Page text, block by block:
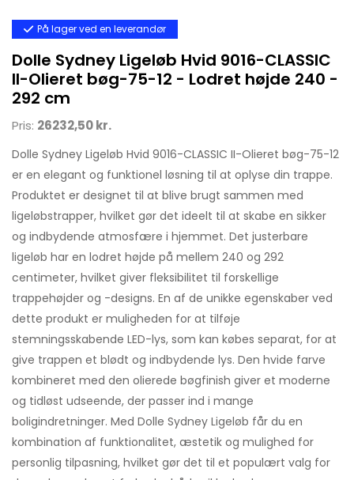
På lager ved en leverandør
Dolle Sydney Ligeløb Hvid 9016-CLASSIC
II-Olieret bøg-75-12 - Lodret højde 240 -
292 cm
Pris: 26232,50 kr.
Dolle Sydney Ligeløb Hvid 9016-CLASSIC II-Olieret bøg-75-12
er en elegant og funktionel løsning til at oplyse din trappe.
Produktet er designet til at blive brugt sammen med
ligeløbstrapper, hvilket gør det ideelt til at skabe en sikker
og indbydende atmosfære i hjemmet. Det justerbare
ligeløb har en lodret højde på mellem 240 og 292
centimeter, hvilket giver fleksibilitet til forskellige
trappehøjder og -designs. En af de unikke egenskaber ved
dette produkt er muligheden for at tilføje
stemningsskabende LED-lys, som kan købes separat, for at
give trappen et blødt og indbydende lys. Den hvide farve
kombineret med den olierede bøgfinish giver et moderne
og tidløst udseende, der passer ind i mange
boligindretninger. Med Dolle Sydney Ligeløb får du en
kombination af funktionalitet, æstetik og mulighed for
personlig tilpasning, hvilket gør det til et populært valg for